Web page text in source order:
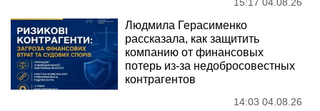
15:17 04.08.26
Людмила Герасименко
рассказала, как защитить
компанию от финансовых
потерь из-за недобросовестных
контрагентов
14:03 04.08.26